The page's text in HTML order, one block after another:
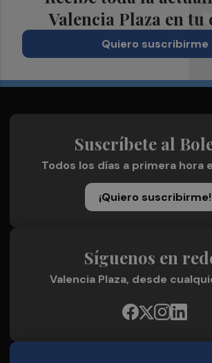
Valencia Plaza en tu
Quiero suscribirme
Suscríbete al
Todos los días a primera hora
¡Quiero suscribirme!
Síguenos en
Valencia Plaza, desde